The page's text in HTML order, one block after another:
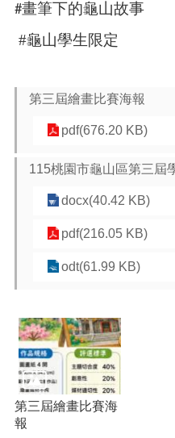
#畫筆下的龜山故事
#龜山學生限定
第三屆繪畫比賽海報
pdf(676.20 KB)
115桃園市龜山區第三屆
docx(40.42 KB)
pdf(216.05 KB)
odt(61.99 KB)
第三屆繪畫比賽海
報